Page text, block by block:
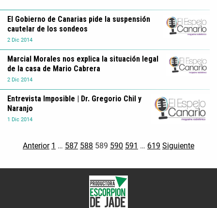
2 Dic 2014
El Gobierno de Canarias pide la suspensión
cautelar de los sondeos
2 Dic 2014
Marcial Morales nos explica la situación legal
de la casa de Mario Cabrera
1 Dic 2014
Entrevista Imposible | Dr. Gregorio Chil y
Naranjo
Anterior 1 … 587 588 589 590 591 … 619 Siguiente